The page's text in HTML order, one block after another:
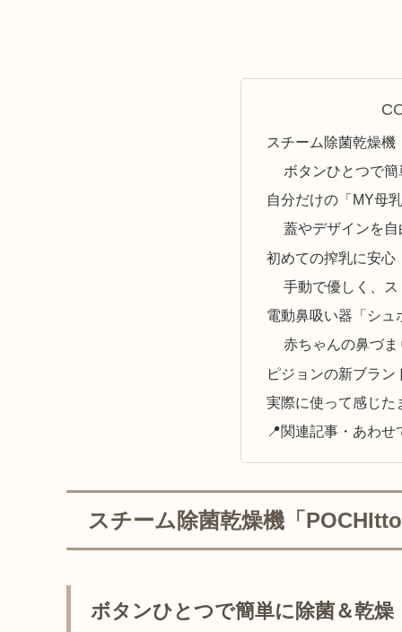
スチーム除菌乾燥
ボタンひとつで
自分だけの「MY母
蓋やデザインを
初めての搾乳に安心
手動で優しく、
電動鼻吸い器「シュ
赤ちゃんの鼻づ
ピジョンの新ブラ
実際に使って感じた
📍関連記事・あわせ
スチーム除菌乾燥機「
ボタンひとつで簡単に除菌＆乾燥